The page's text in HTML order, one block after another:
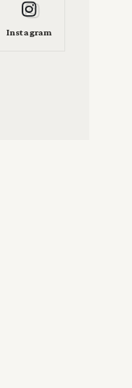
Instagram